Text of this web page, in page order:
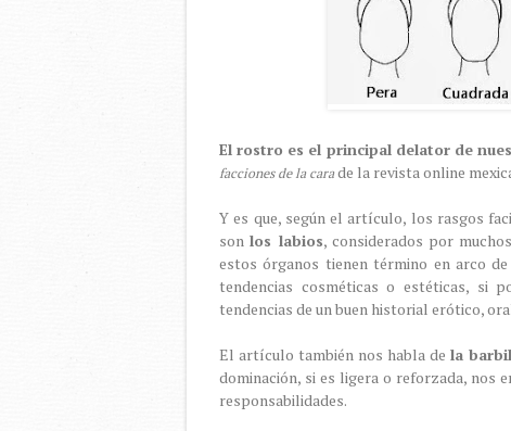
El rostro es el principal delator de
facciones de la carade la revista online
Y es que, según el artículo, los rasgos
sonlos labios, considerados por
estos órganos tienen término en arco
tendencias cosméticas o estéticas, si
tendencias de un buen historial erótico,
El artículo también nos habla dela
dominación, si es ligera o reforzada, nos
responsabilidades.